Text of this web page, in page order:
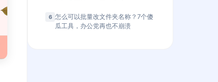
6 怎么可以批量改文件夹名称？7个傻
瓜工具，办公党再也不崩溃